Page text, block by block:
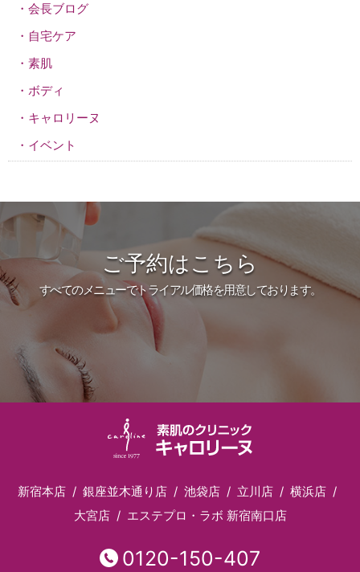
会長ブログ
自宅ケア
素肌
ボディ
キャロリーヌ
イベント
ご予約はこちら
すべてのメニューでトライアル価格を用意しております。
新宿本店 銀座並木通り店 池袋店 立川店
横浜店
大宮店
エステプロ・ラボ 新宿南口店
0120-150-407